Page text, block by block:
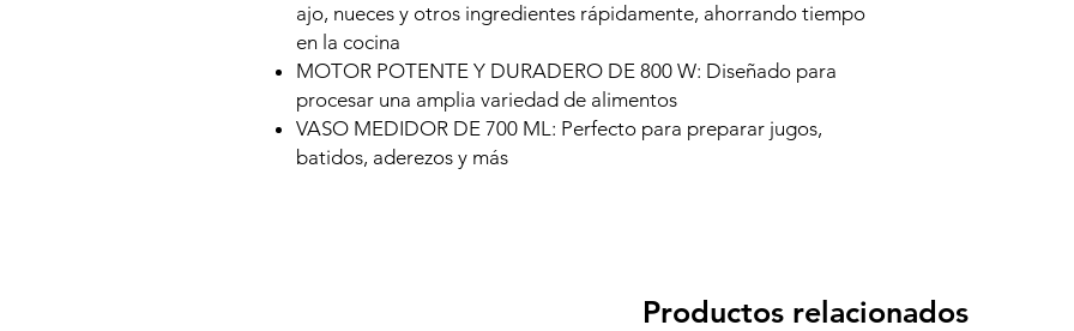
ajo, nueces y otros ingredientes rápidamente, ahorrando tiempo
en la cocina
MOTOR POTENTE Y DURADERO DE 800 W: Diseñado para
procesar una amplia variedad de alimentos
VASO MEDIDOR DE 700 ML: Perfecto para preparar jugos,
batidos, aderezos y más
Productos relacionados